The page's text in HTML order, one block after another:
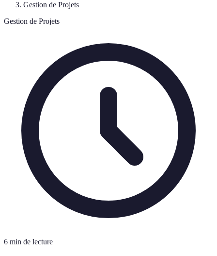
Gestion de Projets
Gestion de Projets
6 min de lecture